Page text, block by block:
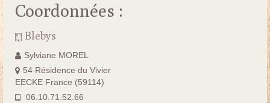
Coordonnées :
Blebys
Sylviane MOREL
54 Résidence du Vivier
EECKE France (59114)
06.10.71.52.66